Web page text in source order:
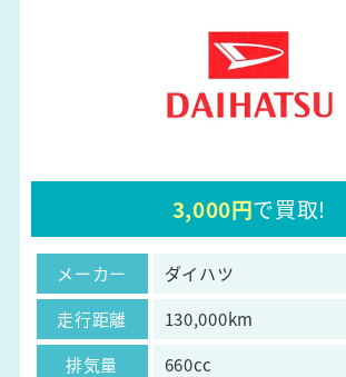
3,000円で買取!
メーカー
ダイハツ
走行距離
130,000km
排気量
660cc